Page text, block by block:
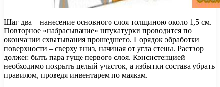
Шаг два – нанесение основного слоя толщиною около 1,5 см.
Повторное «набрасывание» штукатурки проводится по
окончании схватывания прошедшего. Порядок обработки
поверхности – сверху вниз, начиная от угла стены. Раствор
должен быть пара гуще первого слоя. Консистенцией
необходимо покрыть целый участок, а избытки состава убрать
правилом, проведя инвентарем по маякам.